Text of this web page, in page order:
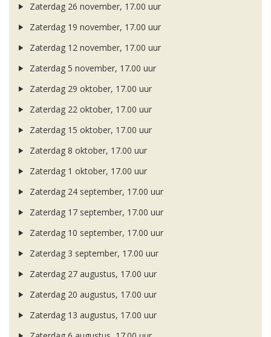
Zaterdag 26 november, 17.00 uur
Zaterdag 19 november, 17.00 uur
Zaterdag 12 november, 17.00 uur
Zaterdag 5 november, 17.00 uur
Zaterdag 29 oktober, 17.00 uur
Zaterdag 22 oktober, 17.00 uur
Zaterdag 15 oktober, 17.00 uur
Zaterdag 8 oktober, 17.00 uur
Zaterdag 1 oktober, 17.00 uur
Zaterdag 24 september, 17.00 uur
Zaterdag 17 september, 17.00 uur
Zaterdag 10 september, 17.00 uur
Zaterdag 3 september, 17.00 uur
Zaterdag 27 augustus, 17.00 uur
Zaterdag 20 augustus, 17.00 uur
Zaterdag 13 augustus, 17.00 uur